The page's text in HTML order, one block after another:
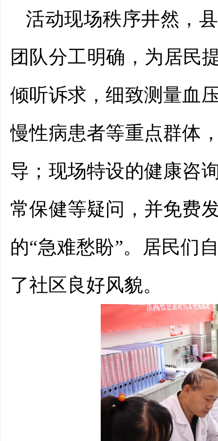
活动现场秩序井然，
团队分工明确，为居民
倾听诉求，细致测量血
慢性病患者等重点群体
导；现场特设的健康咨
常保健等疑问，并免费
的“急难愁盼”。居民们
了社区良好风貌。